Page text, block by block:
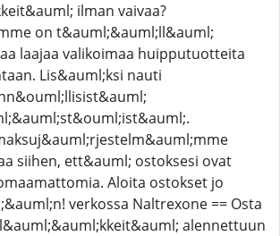
ilman vaivaa?
on t&auml;&auml;ll&auml;
laajaa valikoimaa huipputuotteita
Lis&auml;ksi nauti
siihen, ett&auml; ostoksesi ovat
Aloita ostokset jo
verkossa Naltrexone == Osta
alennettuun